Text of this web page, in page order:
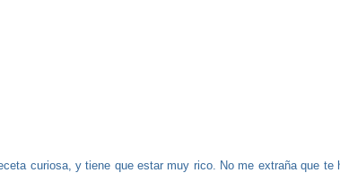
curiosa, y tiene que estar muy rico. No me extraña que te